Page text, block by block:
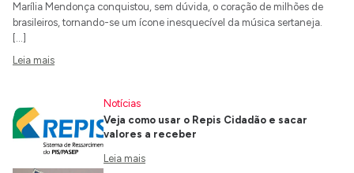
Marília Mendonça conquistou, sem dúvida, o coração de milhões de
brasileiros, tornando-se um ícone inesquecível da música sertaneja.
[…]
Leia mais
Notícias
Veja como usar o Repis Cidadão e sacar
valores a receber
Leia mais